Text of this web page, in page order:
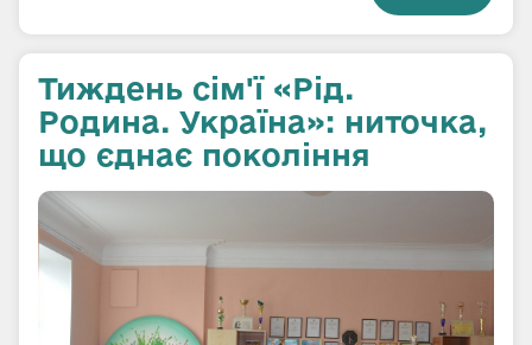
Тиждень сім'ї «Рід.
Родина. Україна»: ниточка,
що єднає покоління